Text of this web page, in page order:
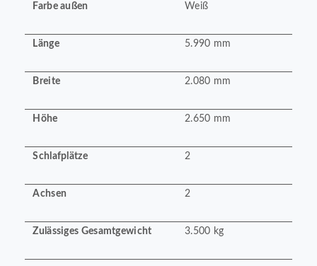
Farbe außen Weiß
Länge 5.990 mm
Breite 2.080 mm
Höhe 2.650 mm
Schlafplätze 2
Achsen 2
Zulässiges Gesamtgewicht 3.500 kg